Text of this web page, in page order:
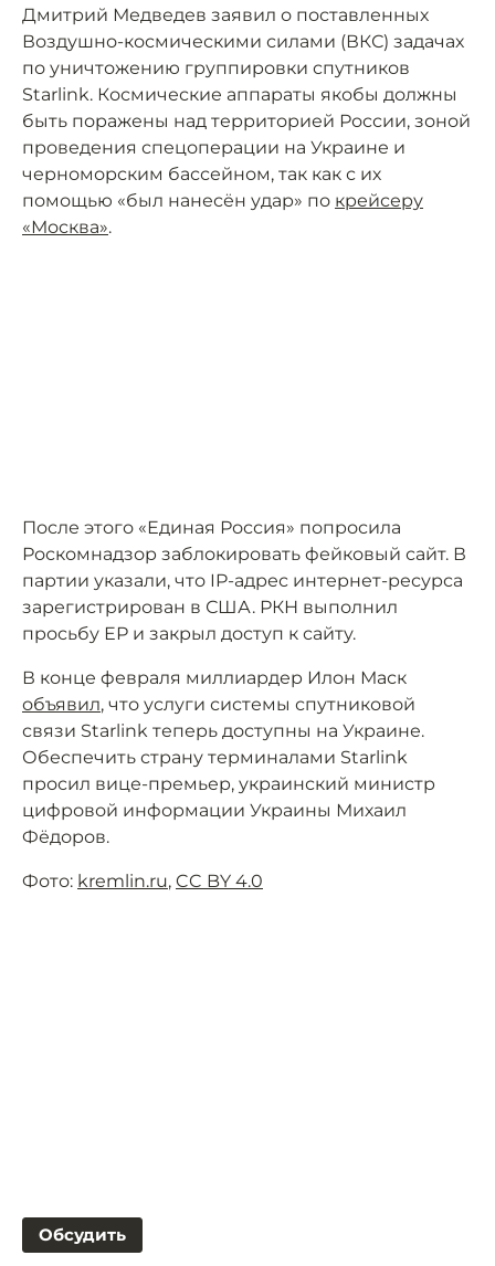
Дмитрий Медведев заявил о поставленных
Воздушно-космическими силами (ВКС) задачах
по уничтожению группировки спутников
Starlink. Космические аппараты якобы должны
быть поражены над территорией России, зоной
проведения спецоперации на Украине и
черноморским бассейном, так как с их
помощью «был нанесён удар» по крейсеру
«Москва».
После этого «Единая Россия» попросила
Роскомнадзор заблокировать фейковый сайт. В
партии указали, что IP-адрес интернет-ресурса
зарегистрирован в США. РКН выполнил
просьбу ЕР и закрыл доступ к сайту.
В конце февраля миллиардер Илон Маск
объявил, что услуги системы спутниковой
связи Starlink теперь доступны на Украине.
Обеспечить страну терминалами Starlink
просил вице-премьер, украинский министр
цифровой информации Украины Михаил
Фёдоров.
Фото: kremlin.ru, CC BY 4.0
Обсудить